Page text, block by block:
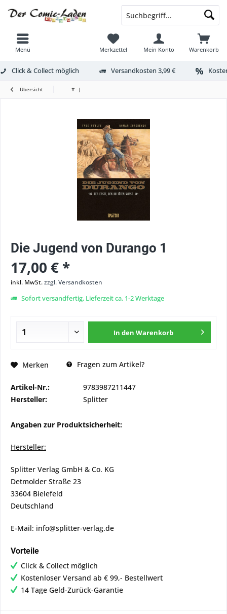
Menü Warenkorb
Merkzettel Mein Konto
Click & Collect möglich Versandkosten 3,99 €
Übersicht # - J
Die Jugend von Durango 1
17,00 € *
inkl. MwSt.zzgl. Versandkosten
Sofort versandfertig, Lieferzeit ca. 1-2 Werktage
In den Warenkorb
Merken Fragen zum Artikel?
Artikel-Nr.:
9783987211447
Hersteller:
Splitter
Angaben zur Produktsicherheit:
Hersteller:
Splitter Verlag GmbH & Co. KG
Detmolder Straße 23
33604 Bielefeld
Deutschland
E-Mail: info@splitter-verlag.de
Vorteile
Click & Collect möglich
Kostenloser Versand ab € 99,- Bestellwert
14 Tage Geld-Zurück-Garantie